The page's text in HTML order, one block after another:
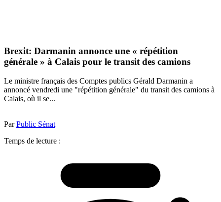
Brexit: Darmanin annonce une « répétition
générale » à Calais pour le transit des camions
Le ministre français des Comptes publics Gérald Darmanin a
annoncé vendredi une "répétition générale" du transit des camions à
Calais, où il se...
ParPublic Sénat
Temps de lecture :